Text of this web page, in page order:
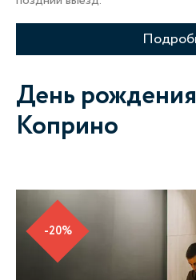
-20%
День
Коприно